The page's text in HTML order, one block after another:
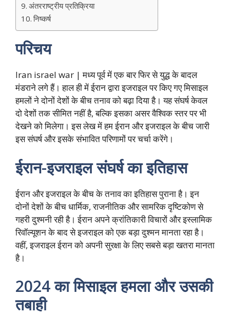
अंतरराष्ट्रीय प्रतिक्रिया
निष्कर्ष
परिचय
Iran israel war | मध्य पूर्व में एक बार फिर से युद्ध के बादल
मंडराने लगे हैं। हाल ही में ईरान द्वारा इजराइल पर किए गए मिसाइल
हमलों ने दोनों देशों के बीच तनाव को बढ़ा दिया है। यह संघर्ष केवल
दो देशों तक सीमित नहीं है, बल्कि इसका असर वैश्विक स्तर पर भी
देखने को मिलेगा। इस लेख में हम ईरान और इजराइल के बीच जारी
इस संघर्ष और इसके संभावित परिणामों पर चर्चा करेंगे।
ईरान-इजराइल संघर्ष का इतिहास
ईरान और इजराइल के बीच के तनाव का इतिहास पुराना है। इन
दोनों देशों के बीच धार्मिक, राजनीतिक और सामरिक दृष्टिकोण से
गहरी दुश्मनी रही है। ईरान अपने क्रांतिकारी विचारों और इस्लामिक
रिवॉल्यूशन के बाद से इजराइल को एक बड़ा दुश्मन मानता रहा है।
वहीं, इजराइल ईरान को अपनी सुरक्षा के लिए सबसे बड़ा खतरा मानता
है।
2024 का मिसाइल हमला और उसकी
तबाही